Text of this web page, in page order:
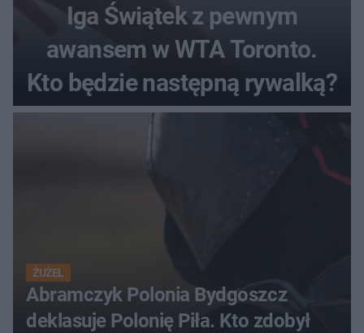
Iga Świątek z pewnym
awansem w WTA Toronto.
Kto będzie następną rywalką?
ŻUŻEL
Abramczyk Polonia Bydgoszcz
deklasuje Polonię Piła. Kto zdobył